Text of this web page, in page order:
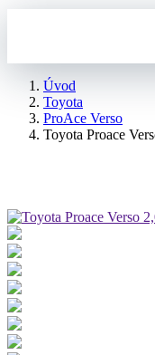
Úvod
Toyota
ProAce Verso
Toyota Proace